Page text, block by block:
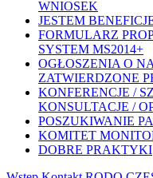
WNIOSEK
JESTEM
FORMULARZ
SYSTEM MS2014+
OGŁOSZENIA O
ZATWIERDZONE
KONFERENCJE /
KONSULTACJE /
POSZUKIWANIE
KOMITET
DOBRE PRAKTYKI